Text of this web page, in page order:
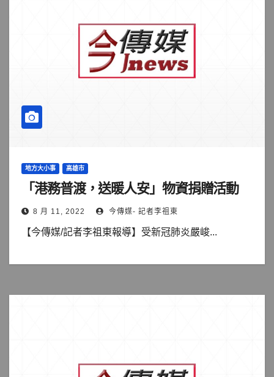
地方大小事 高雄市
「港務普渡，送暖人安」物資捐贈活動
8 月 11, 2022 今傳媒- 記者李祖東
【今傳媒/記者李祖東報導】受新冠肺炎嚴峻...